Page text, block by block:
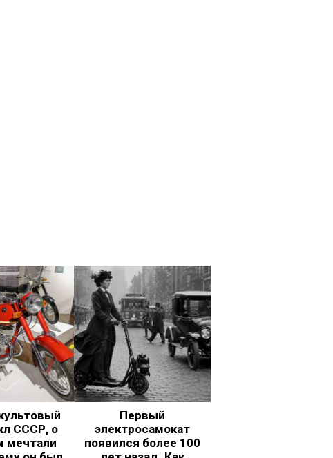
СССР, о
мечтали
Первый
электросамокат
появился более 100